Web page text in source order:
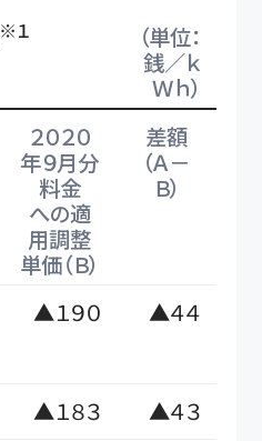
※１
（単位：
銭／ｋ
Ｗｈ）
２０２０
年９月分
料金
への適
用調整
単価（Ｂ）
差額
（Ａ－
Ｂ）
▲１９０ ▲４４
▲１８３
▲４３